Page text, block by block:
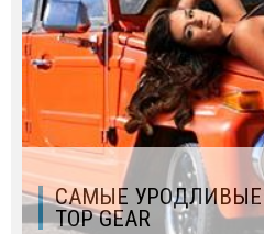
САМЫЕ УРОДЛИВЫЕ
TOP GEAR